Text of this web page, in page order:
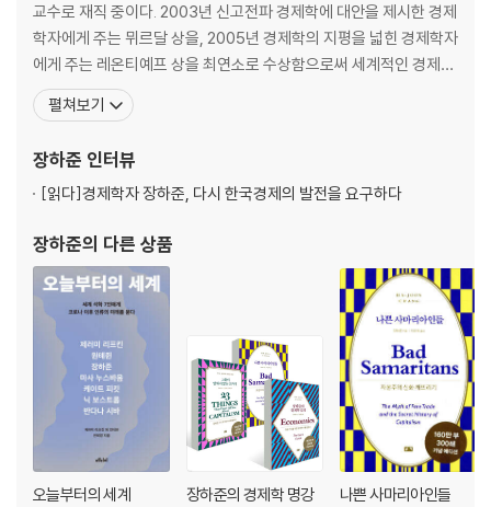
8장 일제의 보복 경신참변, 독립군 기반 상실
학살·약탈·소각의 ‘삼광전략’│매장한 시신까지 꺼내 불태우다│5천여 한
인 학살 만행│
마적단까지 끌어들여 한인을 학살하다│러시아 이동 중 일본군에 타격
9장 대종교에 참여하여 민족정신 선양
학회보』 발간
에 자금을 지원하다
10장 좌절의 시기, 레닌·트로츠키와 회견
러시아령 이만에서 무장해제 당하다│‘자유시 참변’, 독립군끼리 총질하다
│조정에 실패,
반대 측 병사들 재판관으로│둘째 아들 병사, 적군파 소속 대대장으로│내
전 종식되자
입장 바꾼 소비에트 정권│모스크바의 극동민족대회에 참석하다│레닌에
게서 권총 등
선물받다│레닌이 준 선물, 해방 후 ‘배척’의 사유되기도
교수로 재직 중이다. 2003년 신고전파 경제학에 대안을 제시한 경제
학자에게 주는 뮈르달 상을, 2005년 경제학의 지평을 넓힌 경제학자
에게 주는 레온티예프 상을 최연소로 수상함으로써 세계적인 경제학
자로 명성을 얻었다. 2014년에는 영국의 정치 평론지 《프로스펙트P
ROSPECT》가 매년 선정하는 ‘올해의 사상가 50인’ 중 9위에 오르
User’s Guide》, 《그들이 말하
펼쳐보기
장하준 인터뷰
[읽다]경제학자 장하준, 다시 한국경제의 발전을 요구하다
장하준의 다른 상품
오늘부터의 세계
장하준의 경제학 명강
나쁜 사마리아인들